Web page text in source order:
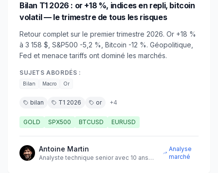
Bilan T1 2026 : or +18 %, indices en repli, bitcoin
volatil — le trimestre de tous les risques
Retour complet sur le premier trimestre 2026. Or +18 %
à 3 158 $, S&P500 -5,2 %, Bitcoin -12 %. Géopolitique,
Fed et menace tariffs ont dominé les marchés.
SUJETS ABORDÉS :
Bilan Macro Or
bilan T1 2026 or +4
GOLD SPX500 BTCUSD EURUSD
Antoine Martin
Analyste technique senior avec 10 ans
Analyse
marché